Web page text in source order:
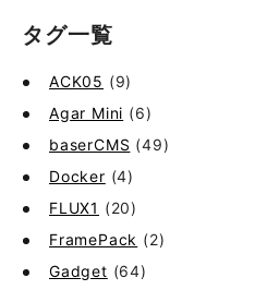
タグ一覧
ACK05 (9)
Agar Mini (6)
baserCMS (49)
Docker (4)
FLUX1 (20)
FramePack (2)
Gadget (64)